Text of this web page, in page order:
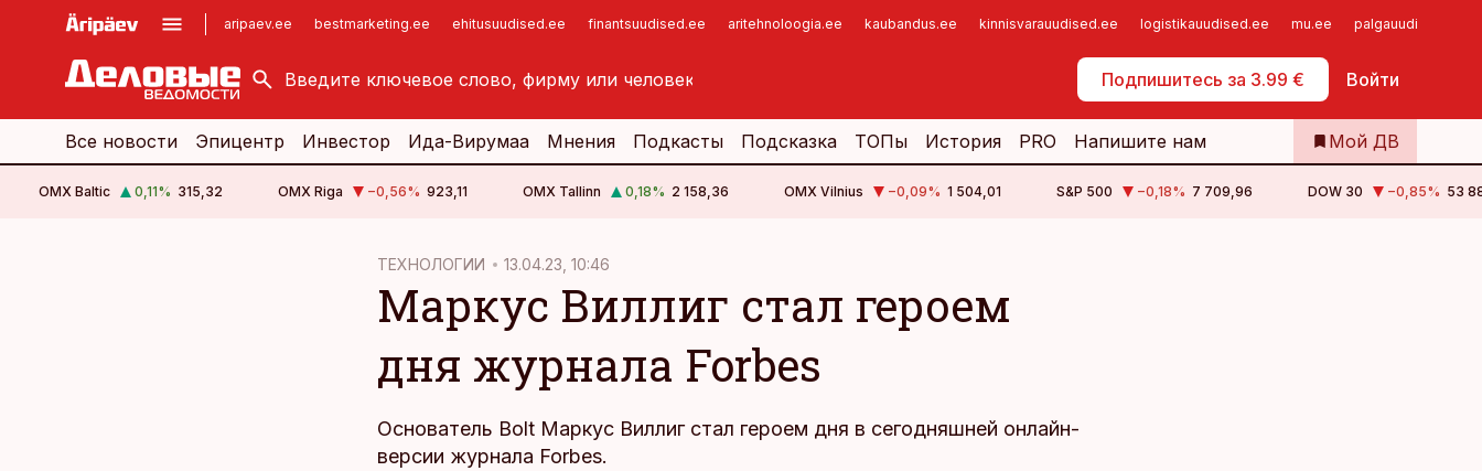
aripaev.ee bestmarketing.ee ehitusuudised.ee finantsuudised.ee aritehnoloogia.ee kaubandus.ee kinnisvarauudised.ee logistikauudised.ee mu.ee palgauudised.ee
Подпишитесь за 3.99 € Войти
kinnisvarauudised.ee
logistikauudised.ee
imelineajalugu.ee
Самообслуживание
Все новости Эпицентр Инвестор Ида-Вирумаа Мнения Подкасты Подсказка ТОПы История PRO Напишите нам Мой ДВ
OMX Baltic 0,11% 315,32 OMX Riga −0,56% 923,11 OMX Tallinn 0,18% 2 158,36 OMX Vilnius −0,09% 1 504,01 S&P 500 −0,18% 7 709,96 DOW 30 −0,85% 53
ТЕХНОЛОГИИ 13.04.23, 10:46
Маркус Виллиг стал героем
дня журнала Forbes
Основатель Bolt Маркус Виллиг стал героем дня в сегодняшней онлайн-
версии журнала Forbes.